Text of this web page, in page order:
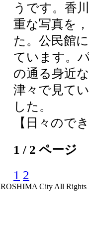
うです。香
重な写真を
た。公民館
ています。
の通る身近
津々で見て
した。
【日々ので
1 / 2 ページ
1 2
City All Rights